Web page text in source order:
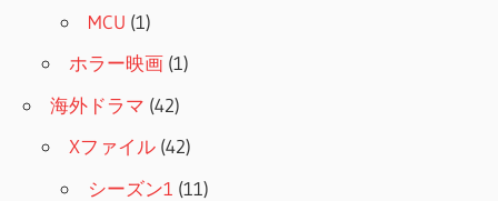
MCU (1)
ホラー映画 (1)
海外ドラマ (42)
Xファイル (42)
シーズン1 (11)